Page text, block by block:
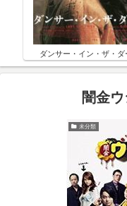
ダンサー・イン・ザ・ダ
闇金
未分類